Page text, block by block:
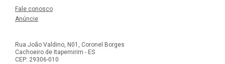
Fale conosco
Anúncie
Rua João Valdino, N01, Coronel Borges
Cachoeiro de Itapemirim - ES
CEP: 29306-010